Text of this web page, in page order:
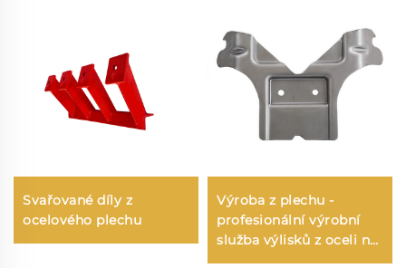
Svařované díly z
ocelového plechu
Výroba z plechu -
profesionální výrobní
služba výlisků z oceli na
míru pro náhradní díly